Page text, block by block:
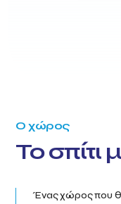
Ο χώρος
Το σπίτι
Ένας χώρος που